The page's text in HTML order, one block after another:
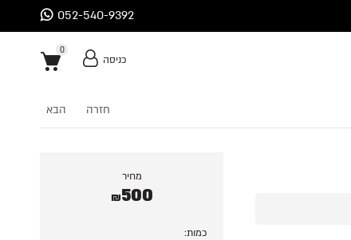
052-540-9392
0
כניסה
הבא חזרה
מחיר
500
₪
כמות: